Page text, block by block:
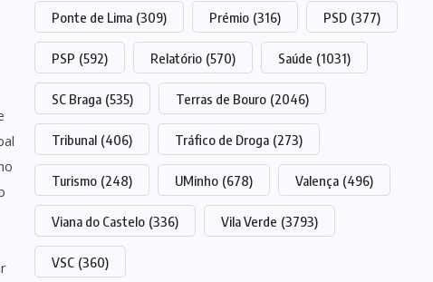
Ponte de Lima (309) Prémio (316) PSD (377)
PSP (592) Relatório (570) Saúde (1031)
SC Braga (535) Terras de Bouro (2046)
Tribunal (406) Tráfico de Droga (273)
Turismo (248) UMinho (678) Valença (496)
Viana do Castelo (336) Vila Verde (3793)
VSC (360)